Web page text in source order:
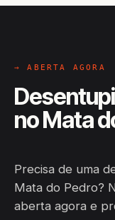
→ ABERTA AGORA
no Mata
Precisa de uma
Mata do Pedro?
aberta agora e